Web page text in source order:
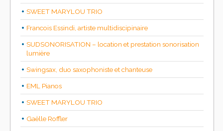
SWEET MARYLOU TRIO
Francois Essindi, artiste multidiscipinaire
SUDSONORISATION – location et prestation sonorisation
lumière
Swingsax, duo saxophoniste et chanteuse
EML Pianos
SWEET MARYLOU TRIO
Gaëlle Roffler